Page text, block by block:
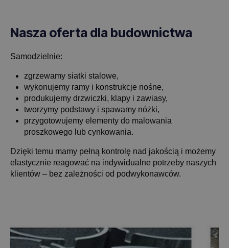
Nasza oferta dla budownictwa
Samodzielnie:
zgrzewamy siatki stalowe,
wykonujemy ramy i konstrukcje nośne,
produkujemy drzwiczki, klapy i zawiasy,
tworzymy podstawy i spawamy nóżki,
przygotowujemy elementy do malowania
proszkowego lub cynkowania.
Dzięki temu mamy pełną kontrolę nad jakością i możemy
elastycznie reagować na indywidualne potrzeby naszych
klientów – bez zależności od podwykonawców.